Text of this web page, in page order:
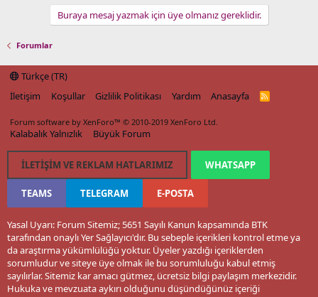
Buraya mesaj yazmak için üye olmanız gereklidir.
Forumlar
Türkçe (TR)
İletişim
Koşullar Gizlilik Politikası Yardım Anasayfa
R
Forum software by XenForo™ © 2010-2019 XenForo Ltd.
Kalabalık Yalnızlık Büyük Forum
İLETIŞIM VE REKLAM HATLARIMIZ WHATSAPP
TEAMS TELEGRAM E-POSTA
Yasal Uyarı: Forum Sitemiz; 5651 Sayılı Kanun kapsamında BTK
tarafından onaylı Yer Sağlayıcı'dır. Bu sebeple içerikleri kontrol etme ya
da araştırma yükümlülüğü yoktur. Üyeler yazdığı içeriklerden
sorumludur ve siteye üye olmak ile bu sorumluluğu kabul etmiş
sayılırlar. Sitemiz kar amacı gütmez, ücretsiz bilgi paylaşım merkezidir.
Hukuka ve mevzuata aykırı olduğunu düşündüğünüz içeriği